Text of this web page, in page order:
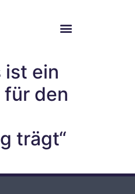
ist ein
den
trägt“